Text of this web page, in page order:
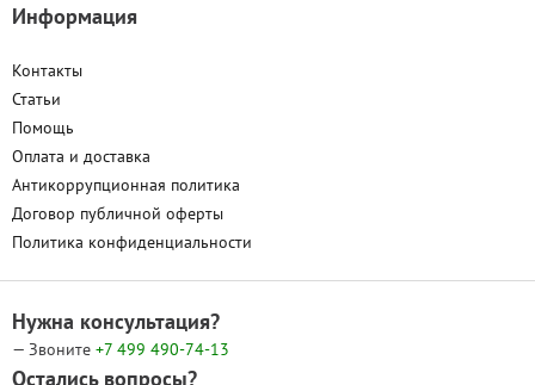
Информация
Контакты
Статьи
Помощь
Оплата и доставка
Антикоррупционная политика
Договор публичной оферты
Политика конфиденциальности
Нужна консультация?
— Звоните +7 499 490-74-13
Остались вопросы?